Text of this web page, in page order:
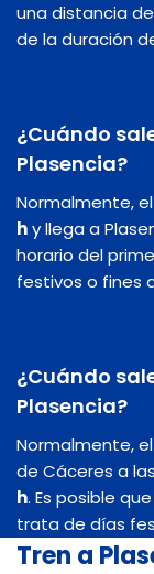
una distancia
de la duración
¿Cuándo
Plasencia?
Normalmente,
hy llega a
horario del
festivos o fines
¿Cuándo
Plasencia?
Normalmente,
de Cáceres a las
h. Es posible
trata de días
Tren a